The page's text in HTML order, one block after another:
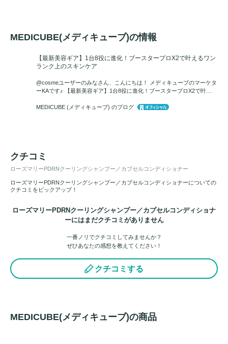
MEDICUBE(メディキューブ)の情報
【最新美容ギア】1台8役に進化！ブースタープロX2で叶えるワン
ランク上のスキンケア
@cosmeユーザーのみなさん、こんにちは！ メディキューブのマーケタ
ーKAです♪ 【最新美容ギア】1台8役に進化！ブースタープロX2で叶…
MEDICUBE (メディキューブ) のブログ
クチコミ
ローズマリーPDRNクーリングシャンプー／カプセルコンディショナー
ローズマリーPDRNクーリングシャンプー／カプセルコンディショナーについての
クチコミをピックアップ！
ローズマリーPDRNクーリングシャンプー／カプセルコンディショナ
ーにはまだクチコミがありません
一番ノリでクチコミしてみませんか？
ぜひあなたの感想を教えてください！
クチコミする
MEDICUBE(メディキューブ)の商品